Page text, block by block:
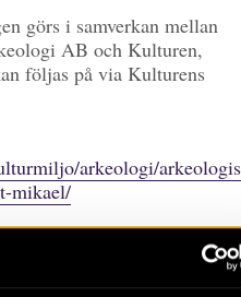
görs i samverkan mellan
AB och Kulturen,
följas på via Kulturens
arkeologi/
mikael/
kategorier/kulturmiljo/
mikael/